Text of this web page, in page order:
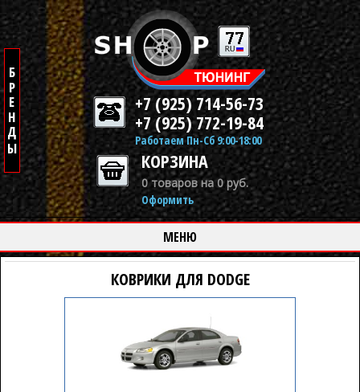
+7 (925) 714-56-73
+7 (925) 772-19-84
Работаем Пн-Сб 9:00-18:00
КОРЗИНА
0 товаров на 0 руб.
Оформить
МЕНЮ
КОВРИКИ ДЛЯ DODGE